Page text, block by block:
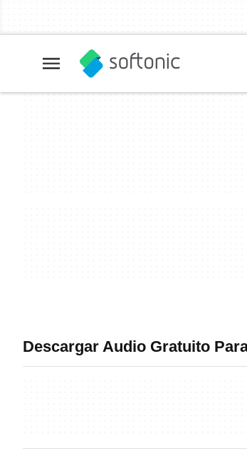
Descargar Audio Gratuito